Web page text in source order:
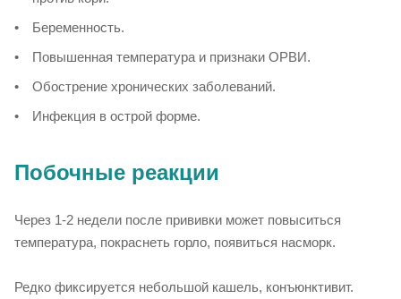
Беременность.
Повышенная температура и признаки ОРВИ.
Обострение хронических заболеваний.
Инфекция в острой форме.
Побочные реакции
Через 1-2 недели после прививки может повыситься
температура, покраснеть горло, появиться насморк.
Редко фиксируется небольшой кашель, конъюнктивит.